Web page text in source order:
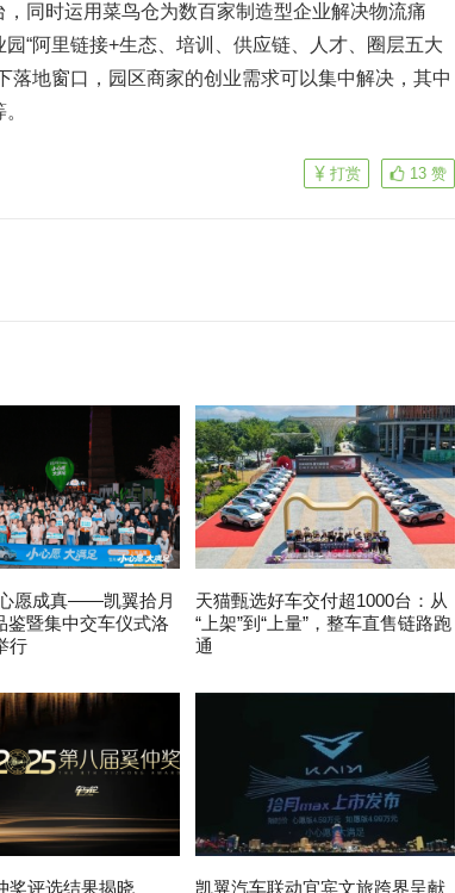
同时运用菜鸟仓为数百家制造型企业解决物流痛
“阿里链接+生态、培训、供应链、人才、圈层五大
落地窗口，园区商家的创业需求可以集中解决，其中
13 赞
打赏
愿成真——凯翼拾月
鉴暨集中交车仪式洛
行
天猫甄选好车交付超1000台：从
“上架”到“上量”，整车直售链路跑
通
奖评选结果揭晓
凯翼汽车联动宜宾文旅跨界呈献